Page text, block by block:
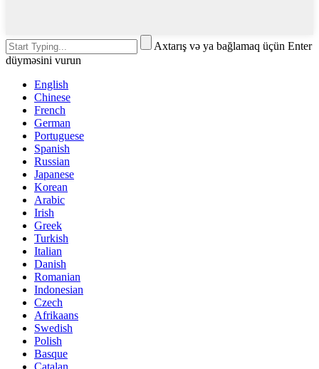
Axtarış və ya bağlamaq üçün Enter
düyməsini vurun
English
Chinese
French
German
Portuguese
Spanish
Russian
Japanese
Korean
Arabic
Irish
Greek
Turkish
Italian
Danish
Romanian
Indonesian
Czech
Afrikaans
Swedish
Polish
Basque
Catalan